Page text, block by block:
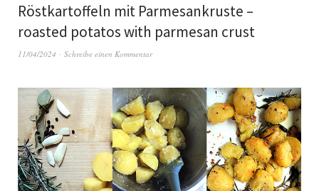
Röstkartoffeln mit Parmesankruste –
roasted potatos with parmesan crust
11/04/2024 Schreibe einen Kommentar